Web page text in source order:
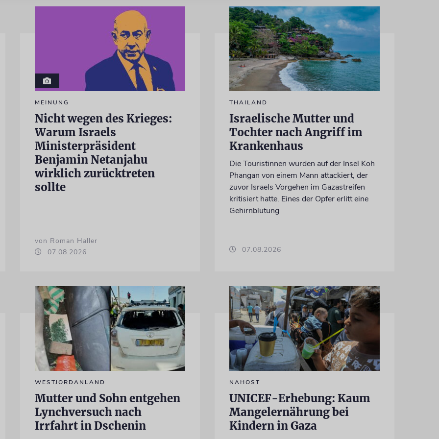
MEINUNG
Nicht wegen des Krieges:
Warum Israels
Ministerpräsident
Benjamin Netanjahu
wirklich zurücktreten
sollte
von Roman Haller
07.08.2026
THAILAND
Israelische Mutter und
Tochter nach Angriff im
Krankenhaus
Die Touristinnen wurden auf der Insel Koh
Phangan von einem Mann attackiert, der
zuvor Israels Vorgehen im Gazastreifen
kritisiert hatte. Eines der Opfer erlitt eine
Gehirnblutung
07.08.2026
WESTJORDANLAND
Mutter und Sohn entgehen
Lynchversuch nach
Irrfahrt in Dschenin
NAHOST
UNICEF-Erhebung: Kaum
Mangelernährung bei
Kindern in Gaza